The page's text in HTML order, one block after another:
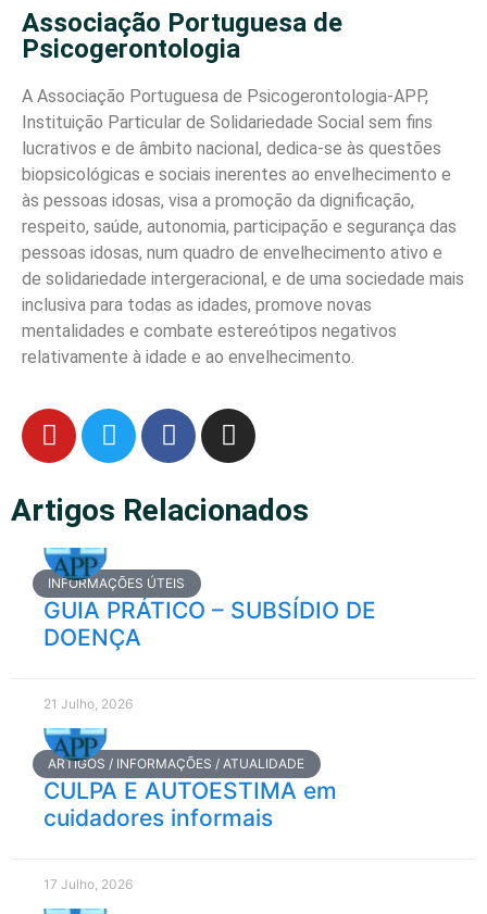
Associação Portuguesa de
Psicogerontologia
A Associação Portuguesa de Psicogerontologia-APP,
Instituição Particular de Solidariedade Social sem fins
lucrativos e de âmbito nacional, dedica-se às questões
biopsicológicas e sociais inerentes ao envelhecimento e
às pessoas idosas, visa a promoção da dignificação,
respeito, saúde, autonomia, participação e segurança das
pessoas idosas, num quadro de envelhecimento ativo e
de solidariedade intergeracional, e de uma sociedade mais
inclusiva para todas as idades, promove novas
mentalidades e combate estereótipos negativos
relativamente à idade e ao envelhecimento.
Artigos Relacionados
INFORMAÇÕES ÚTEIS
GUIA PRÁTICO – SUBSÍDIO DE
DOENÇA
21 Julho, 2026
ARTIGOS / INFORMAÇÕES / ATUALIDADE
CULPA E AUTOESTIMA em
cuidadores informais
17 Julho, 2026